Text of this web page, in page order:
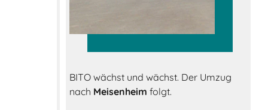
BITO wächst und wächst. Der Umzug
nach Meisenheim folgt.